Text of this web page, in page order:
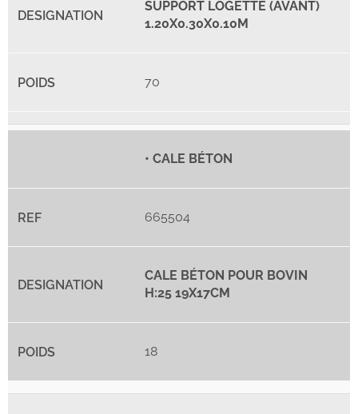
SUPPORT LOGETTE (AVANT)
1.20X0.30X0.10M
70
• CALE BÉTON
665504
CALE BÉTON POUR BOVIN
H:25 19X17CM
18